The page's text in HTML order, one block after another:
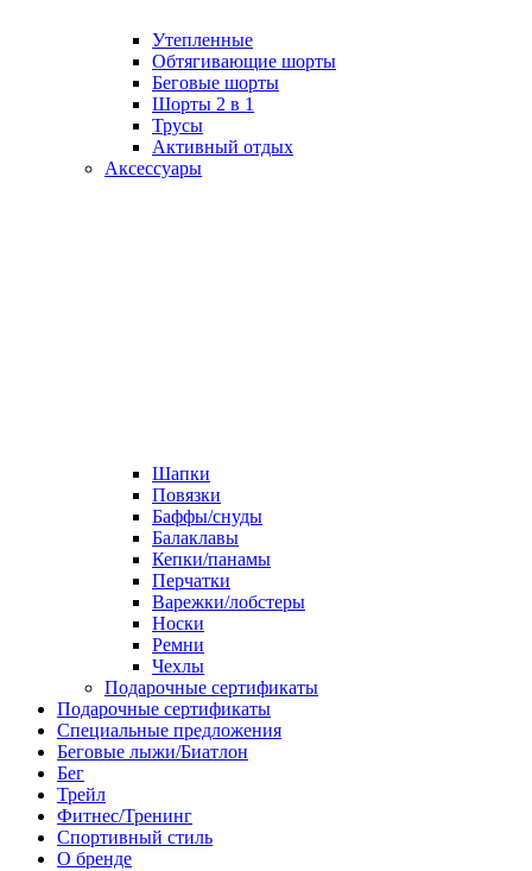
Утепленные
Обтягивающие шорты
Беговые шорты
Шорты 2 в 1
Трусы
Активный отдых
Аксессуары
Шапки
Повязки
Баффы/снуды
Балаклавы
Кепки/панамы
Перчатки
Варежки/лобстеры
Носки
Ремни
Чехлы
Подарочные сертификаты
Подарочные сертификаты
Специальные предложения
Беговые лыжи/Биатлон
Бег
Трейл
Фитнес/Тренинг
Спортивный стиль
О бренде